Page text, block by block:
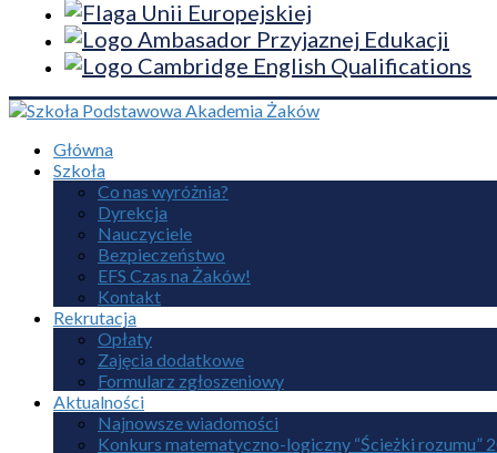
Główna
Szkoła
Co nas wyróżnia?
Dyrekcja
Nauczyciele
Bezpieczeństwo
EFS Czas na Żaków!
Kontakt
Rekrutacja
Opłaty
Zajęcia dodatkowe
Formularz zgłoszeniowy
Aktualności
Najnowsze wiadomości
Konkurs matematyczno-logiczny “Ścieżki rozumu”